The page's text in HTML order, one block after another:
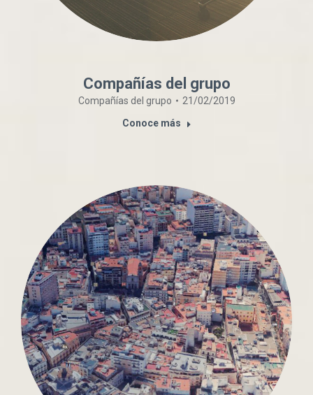
Compañías del grupo
Compañías del grupo
21/02/2019
Conoce más